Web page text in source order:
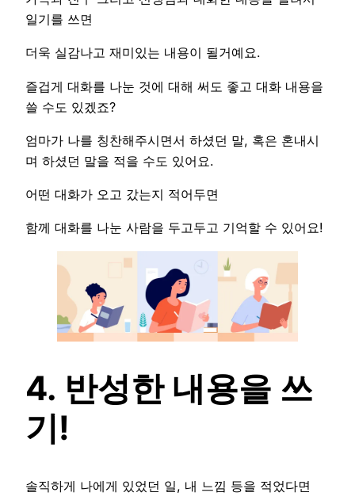
일기를 쓰면
더욱 실감나고 재미있는 내용이 될거예요.
즐겁게 대화를 나눈 것에 대해 써도 좋고 대화 내용을
쓸 수도 있겠죠?
엄마가 나를 칭찬해주시면서 하셨던 말, 혹은 혼내시
며 하셨던 말을 적을 수도 있어요.
어떤 대화가 오고 갔는지 적어두면
함께 대화를 나눈 사람을 두고두고 기억할 수 있어요!
4. 반성한 내용을 쓰
기!
솔직하게 나에게 있었던 일, 내 느낌 등을 적었다면